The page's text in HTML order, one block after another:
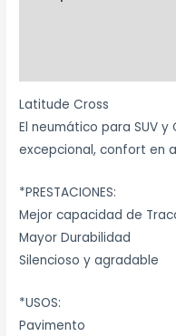
Latitude Cross
El neumático para SUV
excepcional, confort en
*PRESTACIONES:
Mejor capacidad de
Mayor Durabilidad
Silencioso y agradable
*USOS:
Pavimento